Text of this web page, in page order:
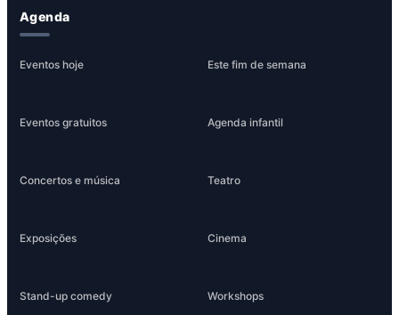
Agenda
Eventos hoje Este fim de semana
Eventos gratuitos Agenda infantil
Concertos e música Teatro
Exposições Cinema
Stand-up comedy Workshops